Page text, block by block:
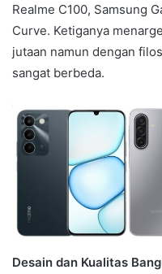
Realme C100, Samsung
Curve. Ketiganya
jutaan namun dengan
sangat berbeda.
Desain dan Kualitas